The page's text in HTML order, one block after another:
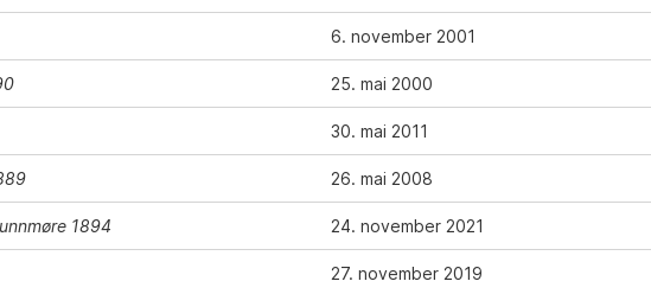
6. november 2001
25. mai 2000
30. mai 2011
26. mai 2008
1894 24. november 2021
27. november 2019